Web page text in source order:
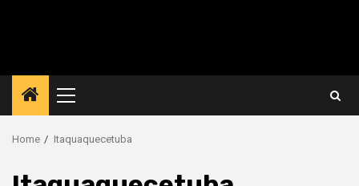
Primary
Menu
Home Itaquaquecetuba